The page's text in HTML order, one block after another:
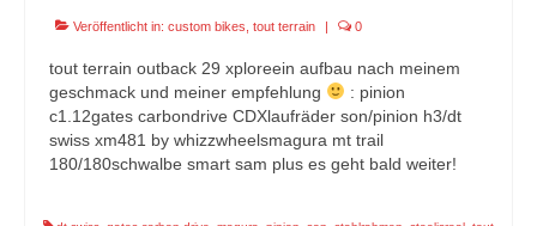
Veröffentlicht in: custom bikes tout terrain | 0
tout terrain outback 29 xploreein aufbau nach meinem
geschmack und meiner empfehlung
: pinion
c1.12gates carbondrive CDXlaufräder son/pinion h3/dt
swiss xm481 by whizzwheelsmagura mt trail
180/180schwalbe smart sam plus es geht bald weiter!